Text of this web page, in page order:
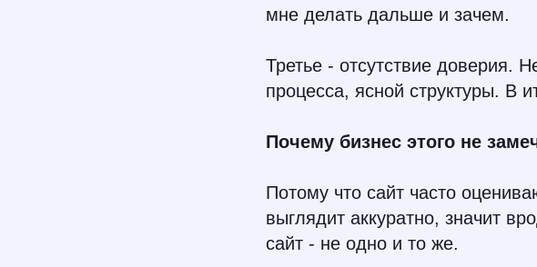
мне делать дальше и зачем.
Третье - отсутствие доверия.
процесса, ясной структуры. В
Почему бизнес этого не
Потому что сайт часто
выглядит аккуратно, значит
сайт - не одно и то же.